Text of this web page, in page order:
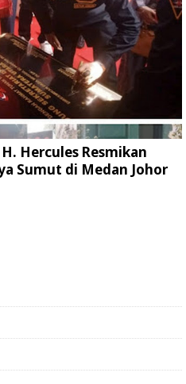
Hercules Resmikan
Sumut di Medan Johor